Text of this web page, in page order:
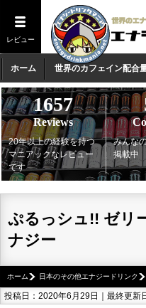
レビュー
ホーム 世界のカフェイン配合
1657
Reviews
20年以上の経験を持つ
マニアックなレビュー
です
みんな
掲載中
ぷるっシュ!! ゼリ
ナジー
ホーム 日本のその他エナジードリンク
投稿日：2020年6月29日｜最終更新